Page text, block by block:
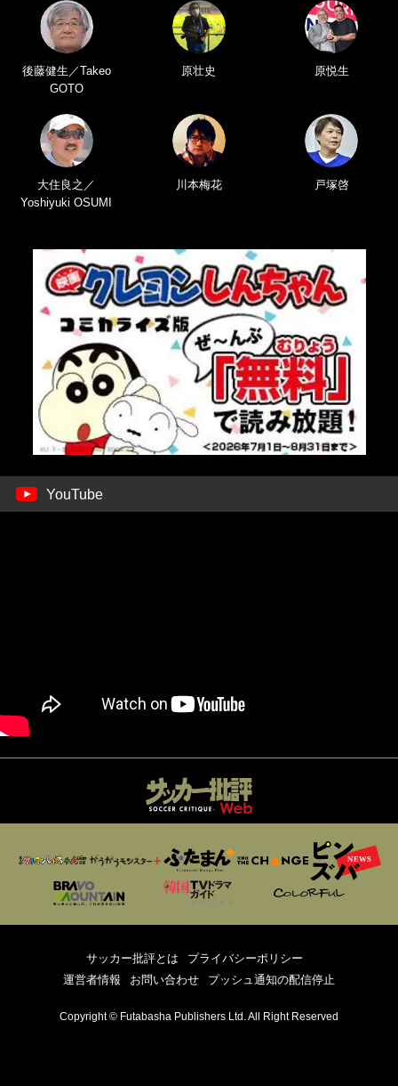
後藤健生／Takeo
GOTO
原壮史 原悦生
大住良之／
Yoshiyuki OSUMI
川本梅花 戸塚啓
YouTube
サッカー批評とは
プライバシーポリシー
運営者情報
お問い合わせ プッシュ通知の配信停止
Copyright © Futabasha Publishers Ltd. All Right Reserved